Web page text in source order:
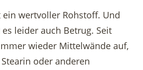
ein wertvoller Rohstoff. Und
leider auch Betrug. Seit
wieder Mittelwände auf,
oder anderen